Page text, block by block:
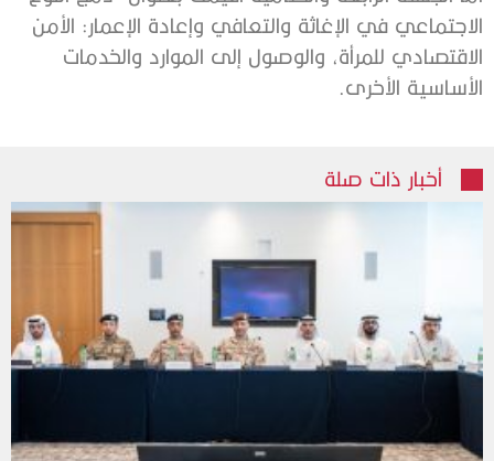
الاجتماعي في الإغاثة والتعافي وإعادة الإعمار: الأمن
الاقتصادي للمرأة، والوصول إلى الموارد والخدمات
الأساسية الأخرى.
أخبار ذات صلة